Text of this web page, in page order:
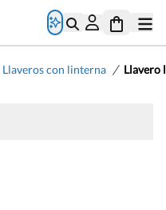
Llaveros con linterna / Llavero